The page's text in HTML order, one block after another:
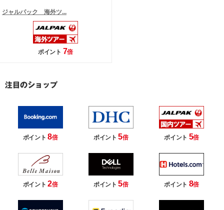
ジャルパック 海外ツ...
ポイント 7倍
ポイント8倍 ポイント5倍 ポイント 5倍
ポイント2倍 ポイント5倍 ポイント 8倍